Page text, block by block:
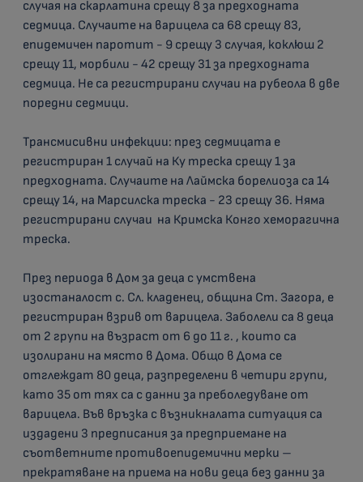
случая на скарлатина срещу 8 за предходната
седмица. Случаите на варицела са 68 срещу 83,
епидемичен паротит - 9 срещу 3 случая, коклюш 2
срещу 11, морбили - 42 срещу 31 за предходната
седмица. Не са регистрирани случаи на рубеола в две
поредни седмици.
Трансмисивни инфекции: през седмицата е
регистриран 1 случай на Ку треска срещу 1 за
предходната. Случаите на Лаймска борелиоза са 14
срещу 14, на Марсилска треска - 23 срещу 36. Няма
регистрирани случаи на Кримска Конго хеморагична
треска.
През периода в Дом за деца с умствена
изостаналост с. Сл. кладенец, община Ст. Загора, е
регистриран взрив от варицела. Заболели са 8 деца
от 2 групи на възраст от 6 до 11 г. , които са
изолирани на място в Дома. Общо в Дома се
отглеждат 80 деца, разпределени в четири групи,
като 35 от тях са с данни за преболедуване от
варицела. Във връзка с възникналата ситуация са
издадени 3 предписания за предприемане на
съответните противоепидемични мерки –
прекратяване на приема на нови деца без данни за